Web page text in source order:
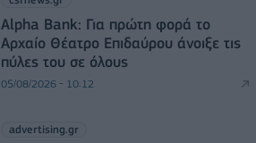
Alpha Bank: Για πρώτη φορά το
Αρχαίο Θέατρο Επιδαύρου άνοιξε τις
πύλες του σε όλους
05/08/2026 - 10:12
advertising.gr